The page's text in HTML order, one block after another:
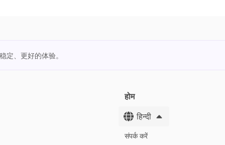
定、更好的体验。
होम
हिन्दी
संपर्क करें